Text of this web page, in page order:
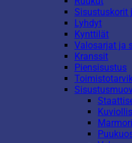
Sisustuskorit
Lyhdyt
Kynttilät
Valosarjat ja
Kranssit
Piensisustus